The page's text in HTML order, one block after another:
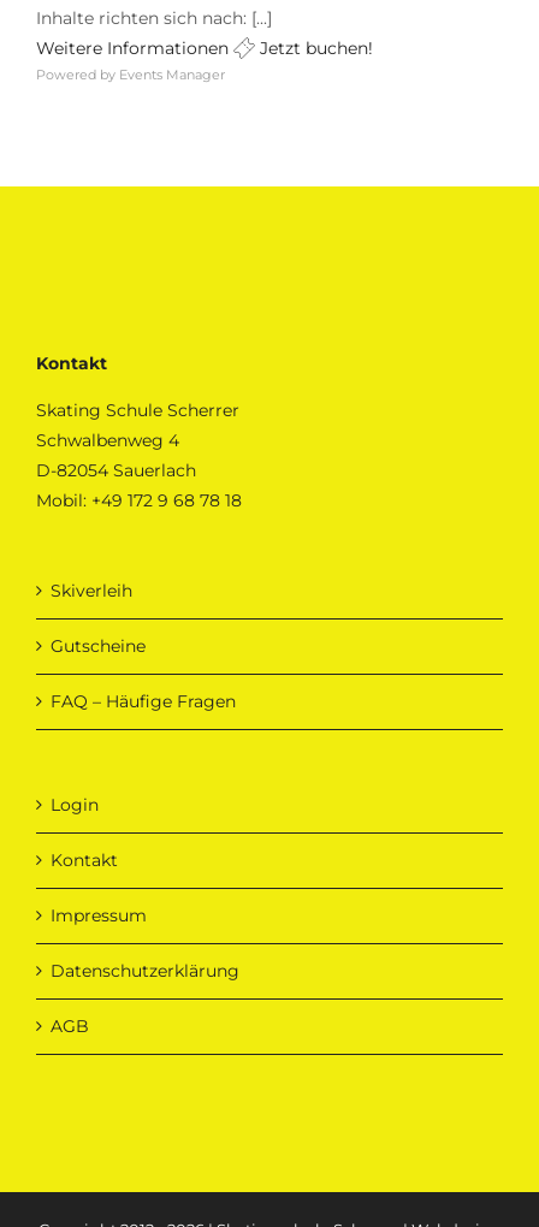
Inhalte richten sich nach: [...]
Weitere Informationen
Jetzt buchen!
Powered by Events Manager
Kontakt
Skating Schule Scherrer
Schwalbenweg 4
D-82054 Sauerlach
Mobil: +49 172 9 68 78 18
Skiverleih
Gutscheine
FAQ – Häufige Fragen
Login
Kontakt
Impressum
Datenschutzerklärung
AGB